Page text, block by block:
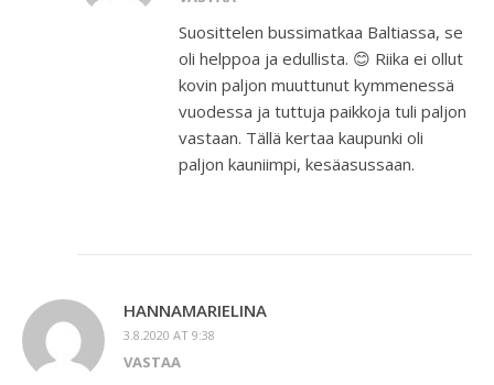
Suosittelen bussimatkaa Baltiassa, se
oli helppoa ja edullista. 😊 Riika ei ollut
kovin paljon muuttunut kymmenessä
vuodessa ja tuttuja paikkoja tuli paljon
vastaan. Tällä kertaa kaupunki oli
paljon kauniimpi, kesäasussaan.
HANNAMARIELINA
3.8.2020 AT 9:38
VASTAA